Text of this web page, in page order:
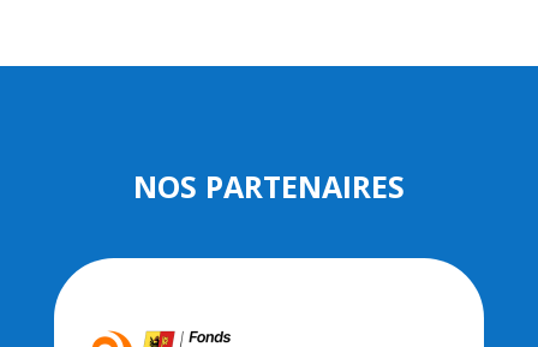
NOS PARTENAIRES